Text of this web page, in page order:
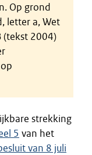
Op grond
letter a, Wet
(tekst 2004)
strekking
5 van het
van 8 juli